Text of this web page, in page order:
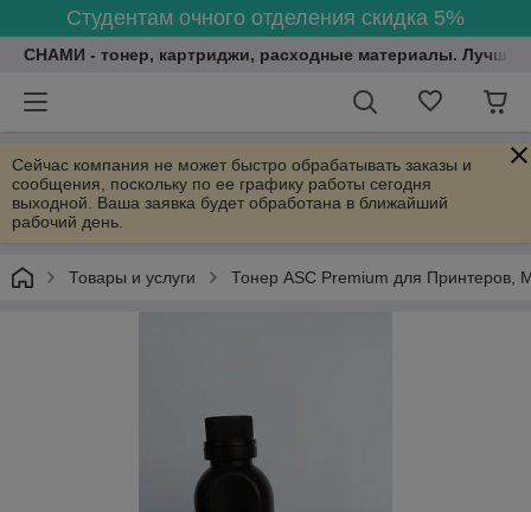
Студентам очного отделения скидка 5%
СНАМИ - тонер, картриджи, расходные материалы.
Сейчас компания не может быстро обрабатывать заказы и
сообщения, поскольку по ее графику работы сегодня
выходной. Ваша заявка будет обработана в ближайший
рабочий день.
Товары и услуги Тонер ASC Premium для Принтеров,